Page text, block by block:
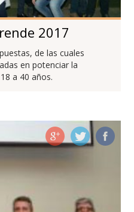
2017
de las cuales
en potenciar la
a 40 años.